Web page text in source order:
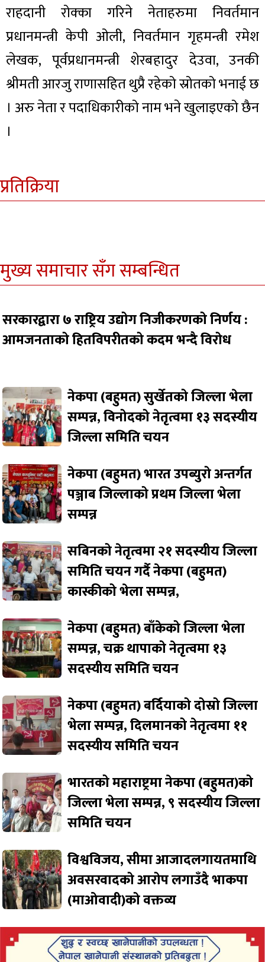
राहदानी रोक्का गरिने नेताहरुमा निवर्तमान
प्रधानमन्त्री केपी ओली, निवर्तमान गृहमन्त्री रमेश
लेखक, पूर्वप्रधानमन्त्री शेरबहादुर देउवा, उनकी
श्रीमती आरजु राणासहित थुप्रै रहेको स्रोतको भनाई छ
। अरु नेता र पदाधिकारीको नाम भने खुलाइएको छैन
।
प्रतिक्रिया
मुख्य समाचार सँग सम्बन्धित
सरकारद्वारा ७ राष्ट्रिय उद्योग निजीकरणको निर्णय :
आमजनताको हितविपरीतको कदम भन्दै विरोध
नेकपा (बहुमत) सुर्खेतको जिल्ला भेला
सम्पन्न, विनोदको नेतृत्वमा १३ सदस्यीय
जिल्ला समिति चयन
नेकपा (बहुमत) भारत उपब्युरो अन्तर्गत
पञ्जाब जिल्लाको प्रथम जिल्ला भेला
सम्पन्न
सबिनको नेतृत्वमा २१ सदस्यीय जिल्ला
समिति चयन गर्दै नेकपा (बहुमत)
कास्कीको भेला सम्पन्न,
नेकपा (बहुमत) बाँकेको जिल्ला भेला
सम्पन्न, चक्र थापाको नेतृत्वमा १३
सदस्यीय समिति चयन
नेकपा (बहुमत) बर्दियाको दोस्रो जिल्ला
भेला सम्पन्न, दिलमानको नेतृत्वमा ११
सदस्यीय समिति चयन
भारतको महाराष्ट्रमा नेकपा (बहुमत)को
जिल्ला भेला सम्पन्न, ९ सदस्यीय जिल्ला
समिति चयन
विश्वविजय, सीमा आजादलगायतमाथि
अवसरवादको आरोप लगाउँदै भाकपा
(माओवादी)को वक्तव्य